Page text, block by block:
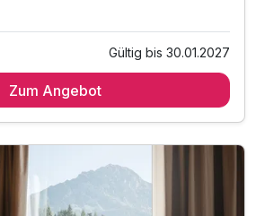
vom Buffet
auf unserer Terrasse
Bereiches
Gültig bis 30.01.2027
Zum Angebot